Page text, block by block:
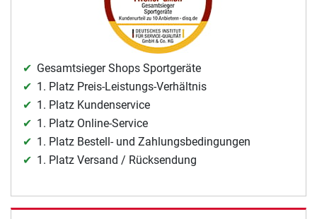
Gesamtsieger Shops Sportgeräte
1. Platz Preis-Leistungs-Verhältnis
1. Platz Kundenservice
1. Platz Online-Service
1. Platz Bestell- und Zahlungsbedingungen
1. Platz Versand / Rücksendung